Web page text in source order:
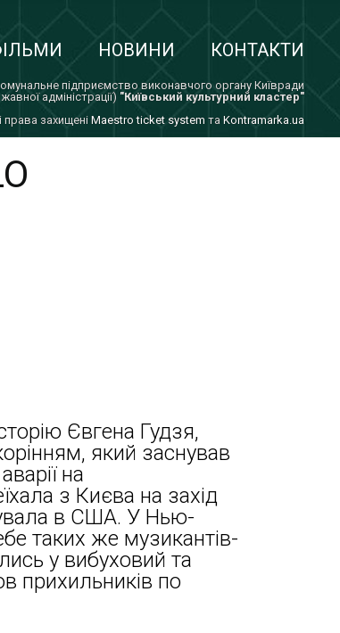
НОВИНИ КОНТАКТИ
підприємство виконавчого органу Київради
адміністрації) "Київський культурний кластер"
права захищенiMaestro ticket system та Kontramarka.ua
Євгена Гудзя,
який заснував
на
з Києва на захід
в США. У Нью-
таких же музикантів-
у вибуховий та
прихильників по